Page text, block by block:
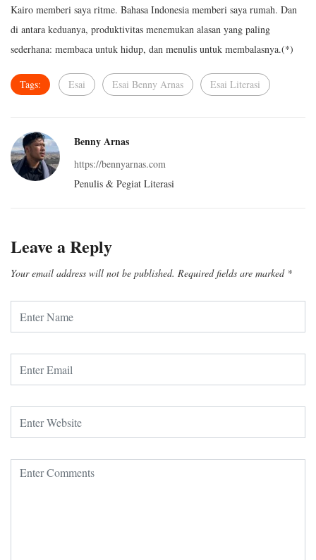
Kairo memberi saya ritme. Bahasa Indonesia memberi saya rumah. Dan
di antara keduanya, produktivitas menemukan alasan yang paling
sederhana: membaca untuk hidup, dan menulis untuk membalasnya.(*)
Tags: Esai Esai Benny Arnas Esai Literasi
Benny Arnas
https://bennyarnas.com
Penulis & Pegiat Literasi
Leave a Reply
Your email address will not be published. Required fields are marked *